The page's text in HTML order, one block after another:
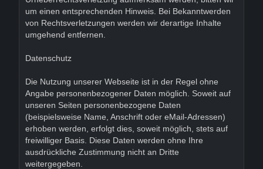
um einen entsprechenden Hinweis. Bei Bekanntwerden
von Rechtsverletzungen werden wir derartige Inhalte
umgehend entfernen.
Datenschutz
Die Nutzung unserer Webseite ist in der Regel ohne
Angabe personenbezogener Daten möglich. Soweit auf
unseren Seiten personenbezogene Daten
(beispielsweise Name, Anschrift oder eMail-Adressen)
erhoben werden, erfolgt dies, soweit möglich, stets auf
freiwilliger Basis. Diese Daten werden ohne Ihre
ausdrückliche Zustimmung nicht an Dritte
weitergegeben.